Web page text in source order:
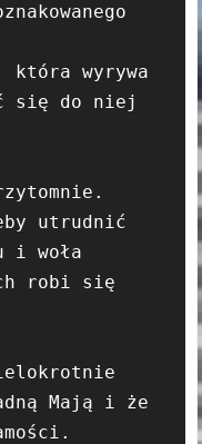
wyrywa
się do niej
utrudnić
i woła
robi się
Mają i że